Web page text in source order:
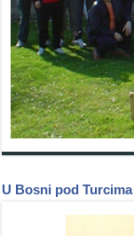
U Bosni pod Turcima